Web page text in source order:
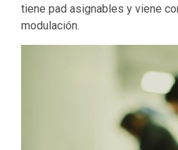
tiene pad asignables y viene
modulación.